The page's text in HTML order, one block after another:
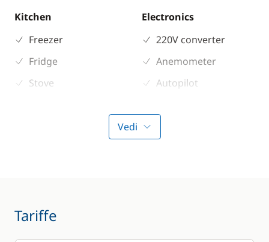
Kitchen
Freezer
Fridge
Stove
Electronics
220V converter
Anemometer
Autopilot
Deck equipment
Vedi
Tariffe